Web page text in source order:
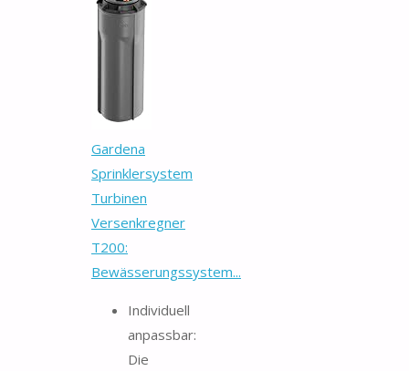
Gardena
Sprinklersystem
Turbinen
Versenkregner
T200:
Bewässerungssystem...
Individuell
anpassbar:
Die